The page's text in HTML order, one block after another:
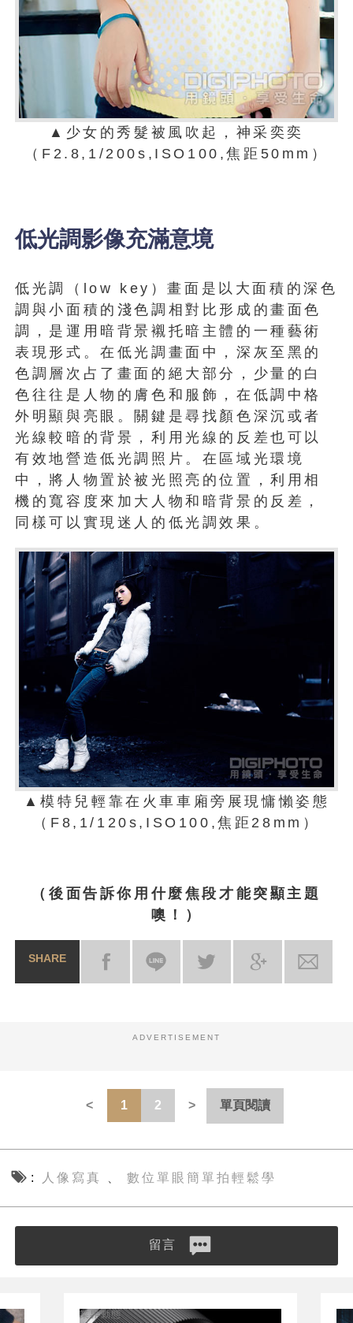
▲少女的秀髮被風吹起，神采奕奕
（F2.8,1/200s,ISO100,焦距50mm）
低光調影像充滿意境
低光調（low key）畫面是以大面積的深色
調與小面積的淺色調相對比形成的畫面色
調，是運用暗背景襯托暗主體的一種藝術
表現形式。在低光調畫面中，深灰至黑的
色調層次占了畫面的絕大部分，少量的白
色往往是人物的膚色和服飾，在低調中格
外明顯與亮眼。關鍵是尋找顏色深沉或者
光線較暗的背景，利用光線的反差也可以
有效地營造低光調照片。在區域光環境
中，將人物置於被光照亮的位置，利用相
機的寬容度來加大人物和暗背景的反差，
同樣可以實現迷人的低光調效果。
▲模特兒輕靠在火車車廂旁展現慵懶姿態
（F8,1/120s,ISO100,焦距28mm）
（後面告訴你用什麼焦段才能突顯主題
噢！）
SHARE
ADVERTISEMENT
1 2 單頁閱讀
人像寫真 數位單眼簡單拍輕鬆學
留言
業界動態